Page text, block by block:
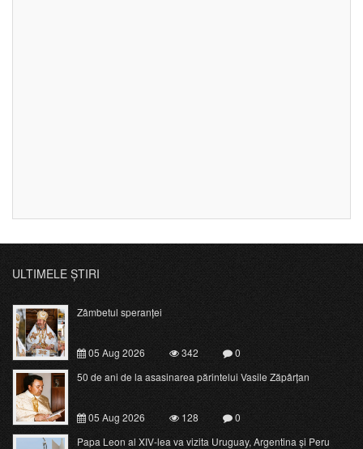
ULTIMELE ȘTIRI
Zâmbetul speranței
05 Aug 2026 342
0
50 de ani de la asasinarea părintelui Vasile Zăpârțan
05 Aug 2026 128
0
Papa Leon al XIV-lea va vizita Uruguay, Argentina și Peru